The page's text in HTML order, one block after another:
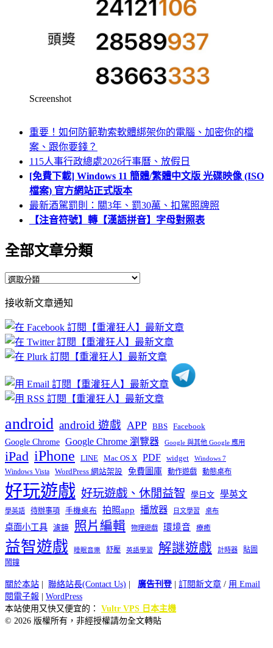
Screenshot
重要！如何防範勒索軟體綁架你的電腦、加密你的檔
案、跟你要錢？
115人事行政總處2026行事曆、放假日
[免費下載] Windows 11 簡體/繁體中文版 光碟映像 (ISO
檔案) 官方網站正式版本
最新酒駕罰則：關3年、罰30萬、扣駕照牌照
【注音符號】轉【漢語拼音】字母對照表
全部文章分類
全
文
章
分
類
接收新文章通知
android android 遊戲 APP BBS Facebook
Google Chrome Google Chrome 瀏覽器 Google 與其他 Google 應用
iPad iPhone LINE Mac OS X PDF widget Windows 7
Windows Vista WordPress 網站架設 免費圖庫 動作遊戲 動態桌布
好玩遊戲 好玩遊戲、休閒益智 學日文 學英文
學英語 待辦事項 手機桌布 拍照app 播放器 日文學習 桌布
桌面小工具 濾鏡 照片編輯 物理遊戲 環境音 療癒
益智遊戲 睡眠音樂 舒壓 英語學習 解謎遊戲 計時器
貼圖
鬧鐘
關於本站 聯絡站長(Contact Us) 廣告刊登| 訂閱新文章 / 用 Email
閱電子報
WordPress
本站使用又快又便宜的： Vultr VPS 日本主機
© 2026 版權所有，非經授權請勿全文轉貼